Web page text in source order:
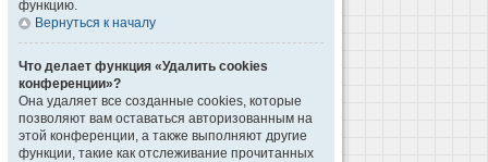
функцию.
Вернуться к началу
Что делает функция «Удалить cookies
конференции»?
Она удаляет все созданные cookies, которые
позволяют вам оставаться авторизованным на
этой конференции, а также выполняют другие
функции, такие как отслеживание прочитанных